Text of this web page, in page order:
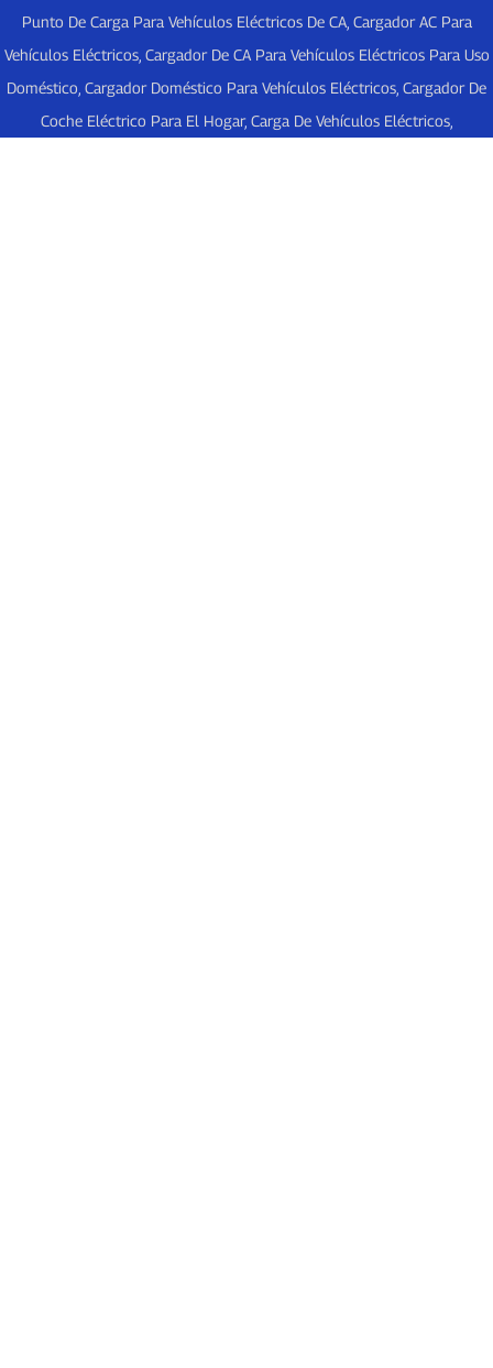
Punto De Carga Para Vehículos Eléctricos De CA, Cargador AC Para
Vehículos Eléctricos, Cargador De CA Para Vehículos Eléctricos Para Uso
Doméstico Cargador Doméstico Para Vehículos Eléctricos Cargador De
Coche Eléctrico Para El Hogar, Carga De Vehículos Eléctricos,